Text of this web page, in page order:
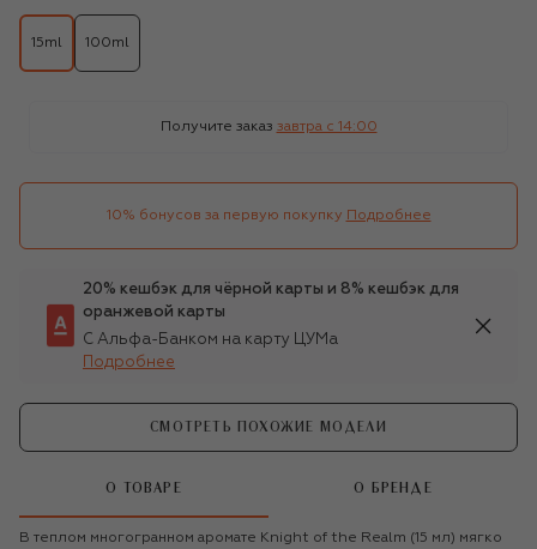
15ml 100ml
Получите заказ завтра c 14:00
10% бонусов за первую покупку Подробнее
20% кешбэк для чёрной карты и 8% кешбэк для
оранжевой карты
С Альфа-Банком на карту ЦУМа
Подробнее
СМОТРЕТЬ ПОХОЖИЕ МОДЕЛИ
О ТОВАРЕ О БРЕНДЕ
В теплом многогранном аромате Knight of the Realm (15 мл) мягко